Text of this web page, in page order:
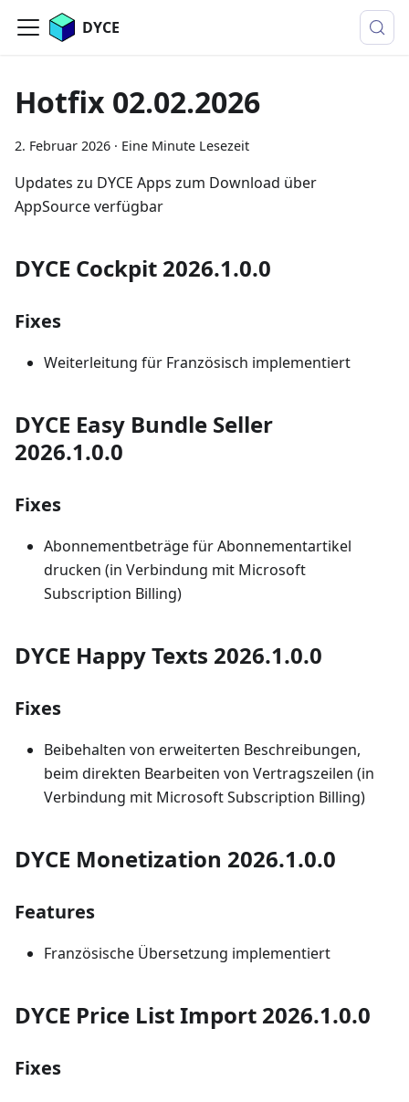
DYCE
Hotfix 02.02.2026
2. Februar 2026 · Eine Minute Lesezeit
Updates zu DYCE Apps zum Download über
AppSource verfügbar
DYCE Cockpit 2026.1.0.0
Fixes
Weiterleitung für Französisch implementiert
DYCE Easy Bundle Seller
2026.1.0.0
Fixes
Abonnementbeträge für Abonnementartikel
drucken (in Verbindung mit Microsoft
Subscription Billing)
DYCE Happy Texts 2026.1.0.0
Fixes
Beibehalten von erweiterten Beschreibungen,
beim direkten Bearbeiten von Vertragszeilen (in
Verbindung mit Microsoft Subscription Billing)
DYCE Monetization 2026.1.0.0
Features
Französische Übersetzung implementiert
DYCE Price List Import 2026.1.0.0
Fixes